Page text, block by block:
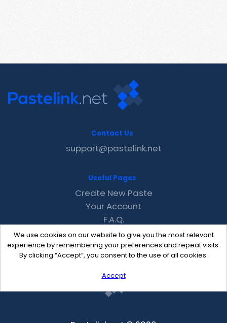
We use cookies on our website to give you the most relevant
experience by remembering your preferences and repeat visits.
By clicking “Accept”, you consent to the use of all cookies.
Accept
Contact Us
support@pastelink.net
Useful Pages
Create New Paste
Your Account
F.A.Q.
Recent
Contact